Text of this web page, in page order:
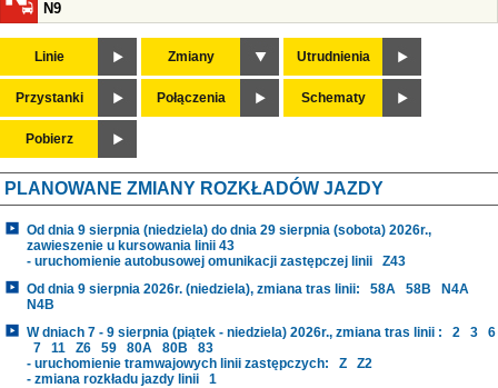
N9
Linie Zmiany Utrudnienia
Przystanki Połączenia Schematy
Pobierz
PLANOWANE ZMIANY ROZKŁADÓW JAZDY
Od dnia 9 sierpnia (niedziela) do dnia 29 sierpnia (sobota) 2026r.,
zawieszenie u kursowania linii 43
- uruchomienie autobusowej omunikacji zastępczej linii
Z43
Od dnia 9 sierpnia 2026r. (niedziela), zmiana tras linii:
58A 58B
N4A
N4B
W dniach 7 - 9 sierpnia (piątek - niedziela) 2026r., zmiana tras linii :
2 3
6
7
11 Z6 59 80A 80B
83
- uruchomienie tramwajowych linii zastępczych:
Z
Z2
- zmiana rozkładu jazdy linii
1